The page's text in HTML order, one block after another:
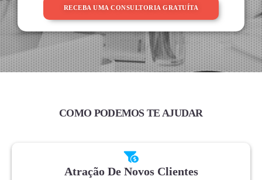
RECEBA UMA CONSULTORIA GRATUÍTA
COMO PODEMOS TE AJUDAR
Atração De Novos Clientes